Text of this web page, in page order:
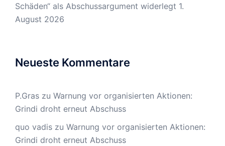
Schäden“ als Abschussargument widerlegt 1.
August 2026
Neueste Kommentare
P.Gras zu Warnung vor organisierten Aktionen:
Grindi droht erneut Abschuss
quo vadis zu Warnung vor organisierten Aktionen:
Grindi droht erneut Abschuss